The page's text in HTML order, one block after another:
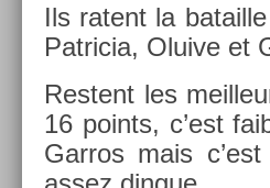
Ils ratent la
Pat­ricia, Oluive et
Re­stent les
16 points, c’est
Garros mais